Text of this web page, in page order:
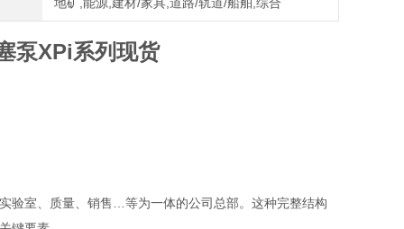
泵XPi系列现货
验室、质量、销售…等为一体的公司总部。这种完整结构